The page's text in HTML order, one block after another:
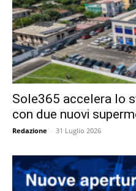
Sole365 accelera lo
con due nuovi
Redazione - 31 Luglio 2026